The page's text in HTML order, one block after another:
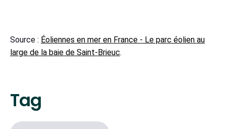
Source : Éoliennes en mer en France - Le parc éolien au
large de la baie de Saint-Brieuc.
Tag